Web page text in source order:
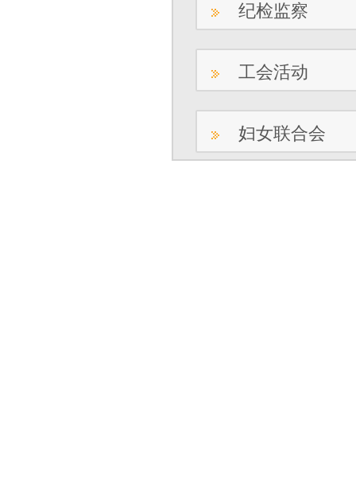
纪检监察
工会活动
妇女联合会